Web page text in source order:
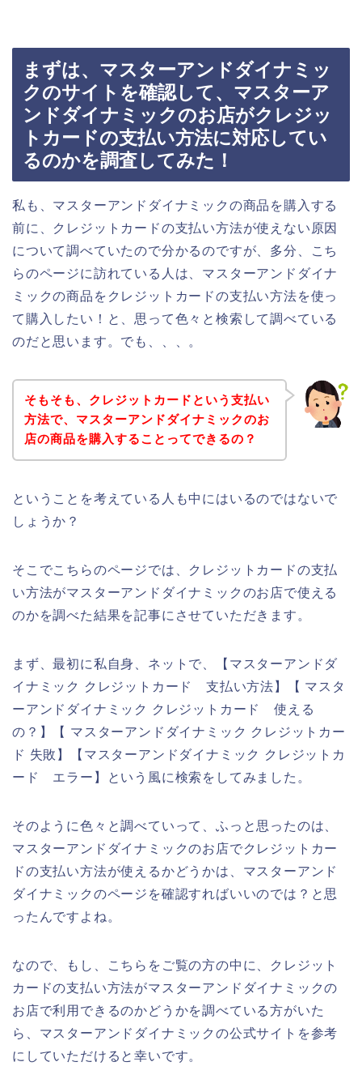
まずは、マスターアンドダイナミッ
クのサイトを確認して、マスターア
ンドダイナミックのお店がクレジッ
トカードの支払い方法に対応してい
るのかを調査してみた！
私も、マスターアンドダイナミックの商品を購入する
前に、クレジットカードの支払い方法が使えない原因
について調べていたので分かるのですが、多分、こち
らのページに訪れている人は、マスターアンドダイナ
ミックの商品をクレジットカードの支払い方法を使っ
て購入したい！と、思って色々と検索して調べている
のだと思います。でも、、、。
そもそも、クレジットカードという支払い
方法で、マスターアンドダイナミックのお
店の商品を購入することってできるの？
ということを考えている人も中にはいるのではないで
しょうか？
そこでこちらのページでは、クレジットカードの支払
い方法がマスターアンドダイナミックのお店で使える
のかを調べた結果を記事にさせていただきます。
まず、最初に私自身、ネットで、【マスターアンドダ
イナミック クレジットカード 支払い方法】【 マスタ
ーアンドダイナミック クレジットカード 使える
の？】【 マスターアンドダイナミック クレジットカー
ド 失敗】【マスターアンドダイナミック クレジットカ
ード エラー】という風に検索をしてみました。
そのように色々と調べていって、ふっと思ったのは、
マスターアンドダイナミックのお店でクレジットカー
ドの支払い方法が使えるかどうかは、マスターアンド
ダイナミックのページを確認すればいいのでは？と思
ったんですよね。
なので、もし、こちらをご覧の方の中に、クレジット
カードの支払い方法がマスターアンドダイナミックの
お店で利用できるのかどうかを調べている方がいた
ら、マスターアンドダイナミックの公式サイトを参考
にしていただけると幸いです。